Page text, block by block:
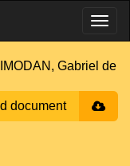
Gabriel de
document